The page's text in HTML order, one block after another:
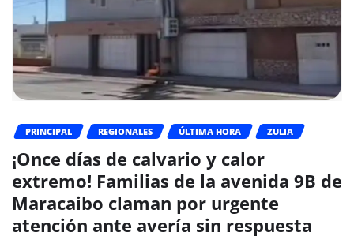
PRINCIPAL REGIONALES ÚLTIMA HORA ZULIA
¡Once días de calvario y calor
extremo! Familias de la avenida 9B de
Maracaibo claman por urgente
atención ante avería sin respuesta